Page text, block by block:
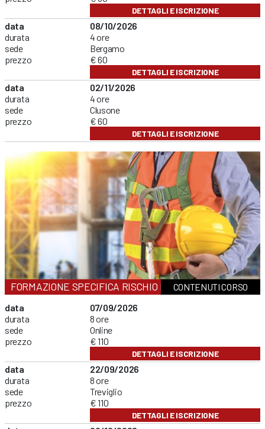
DETTAGLI E ISCRIZIONE
data
durata
sede
prezzo
08/10/2026
4 ore
Bergamo
€ 60
DETTAGLI E ISCRIZIONE
data
durata
sede
prezzo
02/11/2026
4 ore
Clusone
€ 60
DETTAGLI E ISCRIZIONE
FORMAZIONE SPECIFICA RISCHIO MEDIOCONTENUTI CORSO
data
durata
sede
prezzo
07/09/2026
8 ore
Online
€ 110
DETTAGLI E ISCRIZIONE
data
durata
sede
prezzo
22/09/2026
8 ore
Treviglio
€ 110
DETTAGLI E ISCRIZIONE